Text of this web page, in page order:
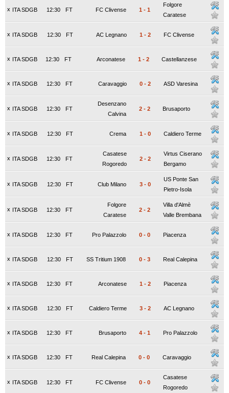
x ITA SDGB FT
12:30 FC Clivense 1 - 1
Folgore
Caratese
x ITA SDGB FT
12:30 AC Legnano 1 - 2 FC Clivense
x ITA SDGB FT
12:30 Arconatese 1 - 2 Castellanzese
x ITA SDGB FT
12:30 Caravaggio 0 - 2 ASD Varesina
x ITA SDGB FT
12:30
Desenzano
Calvina
2 - 2 Brusaporto
x ITA SDGB FT
12:30 Crema 1 - 0 Caldiero Terme
x ITA SDGB FT
12:30
Casatese
Rogoredo
2 - 2
Virtus Ciserano
Bergamo
x ITA SDGB FT
12:30 Club Milano 3 - 0
US Ponte San
Pietro-Isola
x ITA SDGB FT
12:30
Folgore
Caratese
2 - 2
Villa d'Almè
Valle Brembana
x ITA SDGB FT
12:30 Pro Palazzolo 0 - 0 Piacenza
x ITA SDGB FT
12:30 SS Tritium 1908 0 - 3 Real Calepina
x ITA SDGB FT
12:30 Arconatese 1 - 2 Piacenza
x ITA SDGB FT
12:30 Caldiero Terme 3 - 2 AC Legnano
x ITA SDGB FT
12:30 Brusaporto 4 - 1 Pro Palazzolo
x ITA SDGB FT
12:30 Real Calepina 0 - 0 Caravaggio
x ITA SDGB FT
12:30 FC Clivense 0 - 0
Casatese
Rogoredo